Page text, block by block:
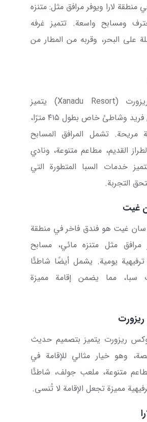
منطقة لارا ويوفر مرافق مثل: متنزه
ومسابح واسعة. تتميز غرفه
على البحر، وقربه من المطار من
(Xanadu Resort)
يتميز
فريد وشاطئ خاص بطول ۴۱۵ مترًا،
مريحة. تشمل المرافق المسابح
القديم، مطاعم متنوعة، ونادي
خدمات السبا المتطورة التي
التجربة.
غيت
غيت هو فندق فاخر في منطقة
مرافق مثل متنزه مائي، مسابح
يومية. يشمل أيضًا شاطئًا
سبا، مما يضمن إقامة مميزة
ريزورت يتميز بتصميم حديث
وهو خيار مثالي للإقامة في
متنوعة، ملعب جولف، شاطئًا
مميزة تجعل الإقامة لا تُنسى.